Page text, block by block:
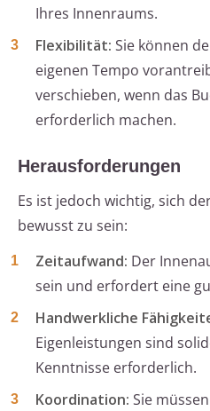
Ihres Innenraums.
Flexibilität: Sie können
eigenen Tempo
verschieben, wenn das
erforderlich machen.
Herausforderungen
Es ist jedoch wichtig, sich
bewusst zu sein:
Zeitaufwand: Der
sein und erfordert eine
Handwerkliche
Eigenleistungen sind
Kenntnisse erforderlich.
Koordination: Sie